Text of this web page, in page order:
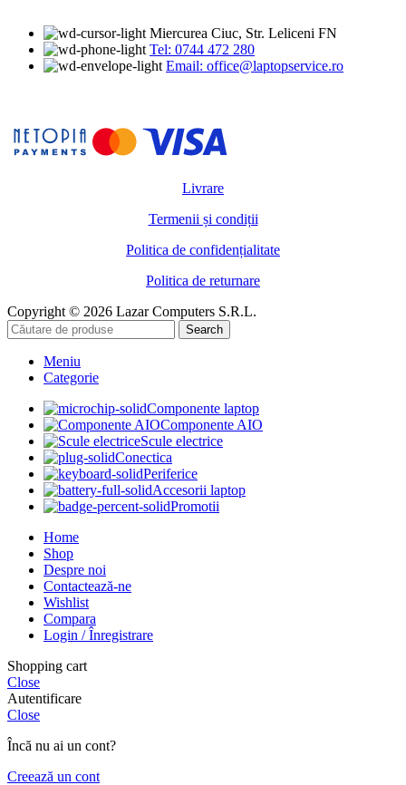
Miercurea Ciuc, Str. Leliceni FN
Tel: 0744 472 280
Email: office@laptopservice.ro
Livrare
Termenii și condiții
Politica de confidențialitate
Politica de returnare
Copyright © 2026 Lazar Computers S.R.L.
Search
Meniu
Categorie
Componente laptop
Componente AIO
Scule electrice
Conectica
Periferice
Accesorii laptop
Promotii
Home
Shop
Despre noi
Contactează-ne
Wishlist
Compara
Login / Înregistrare
Shopping cart
Close
Autentificare
Close
Încă nu ai un cont?
Creează un cont